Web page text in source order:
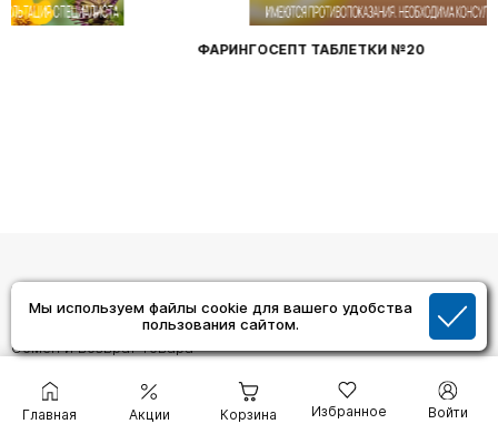
Мы используем файлы cookie для вашего удобства
пользования сайтом.
Главная Акции Корзина Избранное Войти
ФАРИНГОСЕПТ ТАБЛЕТКИ №20
Помощь
Как сделать заказ
Обмен и возврат товара
Связаться с нами
Адреса Аптек